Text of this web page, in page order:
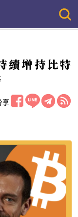
續增持比特
享